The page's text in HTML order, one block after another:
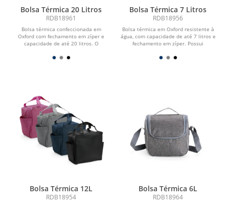
Bolsa Térmica 20 Litros
RDB18961
Bolsa térmica confeccionada em
Oxford com fechamento em zíper e
capacidade de até 20 litros. O
Bolsa Térmica 7 Litros
RDB18956
Bolsa térmica em Oxford resistente à
água, com capacidade de até 7 litros e
fechamento em zíper. Possui
Bolsa Térmica 12L
RDB18954
Bolsa Térmica 6L
RDB18964